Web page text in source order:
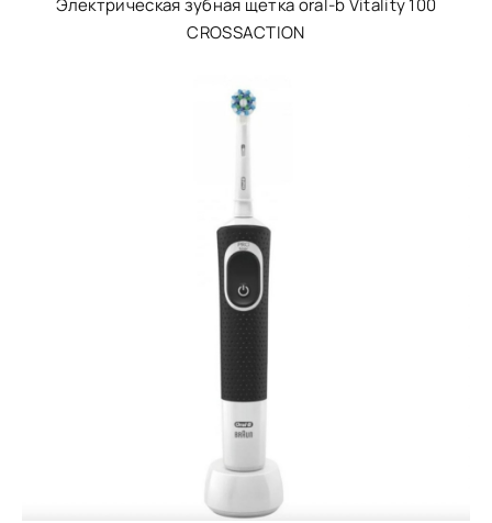
Электрическая зубная щетка oral-b Vitality 100
CROSSACTION